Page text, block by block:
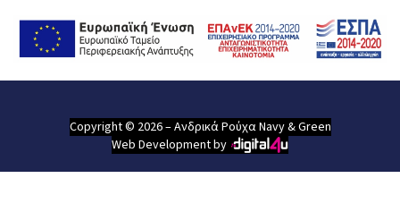
Copyright © 2026 – Ανδρικά Ρούχα Navy & Green
Web Development by